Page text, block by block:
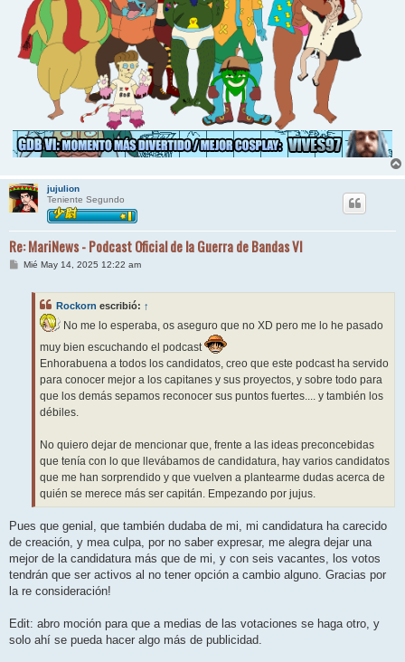
jujulion
Teniente Segundo
Re: MariNews - Podcast Oficial de la Guerra de Bandas VI
MMié May 14, 2025 12:22 am
Rockorn escribió: ↑
No me lo esperaba, os aseguro que no XD pero me lo he pasado
muy bien escuchando el podcast
Enhorabuena a todos los candidatos, creo que este podcast ha servido
para conocer mejor a los capitanes y sus proyectos, y sobre todo para
que los demás sepamos reconocer sus puntos fuertes.... y también los
débiles.
No quiero dejar de mencionar que, frente a las ideas preconcebidas
que tenía con lo que llevábamos de candidatura, hay varios candidatos
que me han sorprendido y que vuelven a plantearme dudas acerca de
quién se merece más ser capitán. Empezando por jujus.
Pues que genial, que también dudaba de mi, mi candidatura ha carecido
de creación, y mea culpa, por no saber expresar, me alegra dejar una
mejor de la candidatura más que de mi, y con seis vacantes, los votos
tendrán que ser activos al no tener opción a cambio alguno. Gracias por
la re consideración!
Edit: abro moción para que a medias de las votaciones se haga otro, y
solo ahí se pueda hacer algo más de publicidad.